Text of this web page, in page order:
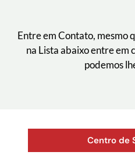
Entre em Contato, mesmo
na Lista abaixo entre em
podemos
Centro de